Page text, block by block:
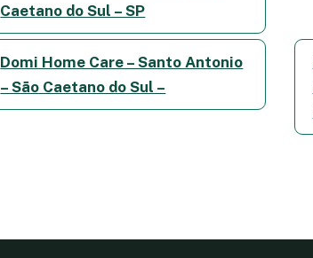
Caetano do Sul – SP
Domi Home Care – Santo Antonio
– São Caetano do Sul –